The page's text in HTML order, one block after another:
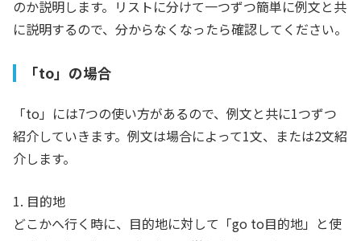
のか説明します。リストに分けて一つずつ簡単に例文と共
に説明するので、分からなくなったら確認してください。
「to」の場合
「to」には7つの使い方があるので、例文と共に1つずつ
紹介していきます。例文は場合によって1文、または2文紹
介します。
1. 目的地
どこかへ行く時に、目的地に対して「go to目的地」と使